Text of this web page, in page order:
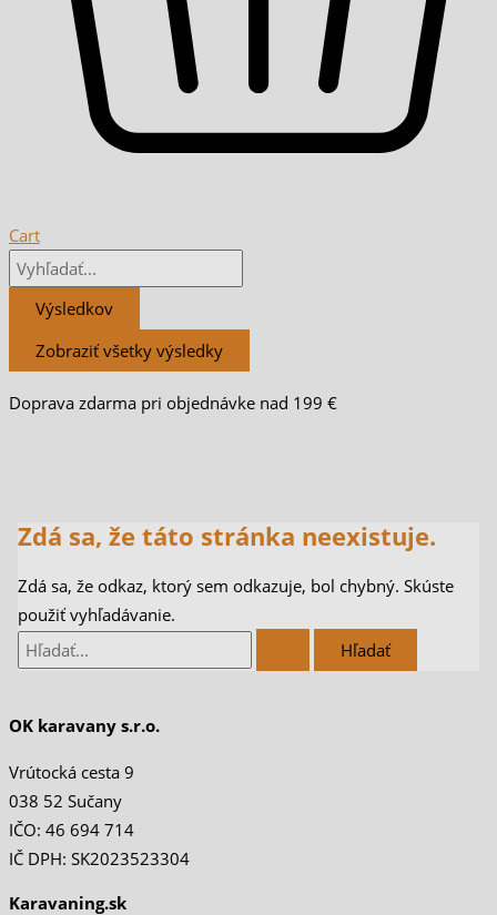
Cart
Výsledkov
Zobraziť všetky výsledky
Doprava zdarma pri objednávke nad 199 €
Zdá sa, že táto stránka neexistuje.
Zdá sa, že odkaz, ktorý sem odkazuje, bol chybný. Skúste
použiť vyhľadávanie.
OK karavany s.r.o.
Vrútocká cesta 9
038 52 Sučany
IČO: 46 694 714
IČ DPH: SK2023523304
Karavaning.sk